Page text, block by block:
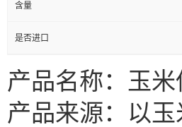
含量
是否进口
产品名称：玉
产品来源：以